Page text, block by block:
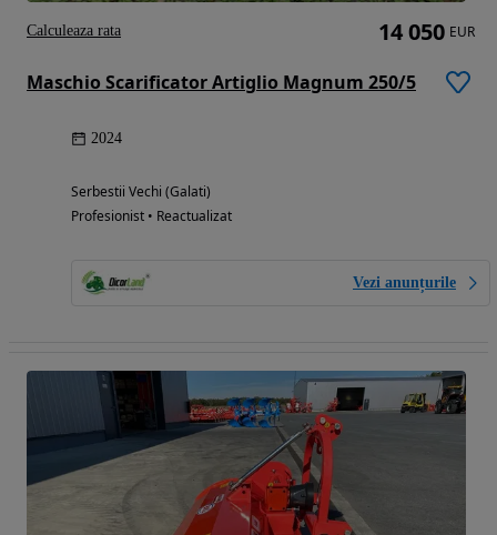
Maschio Scarificator Artiglio Magnum 250/5
2024
Serbestii Vechi (Galati)
Profesionist • Reactualizat
Vezi anunțurile
14 050 EUR
Calculeaza rata